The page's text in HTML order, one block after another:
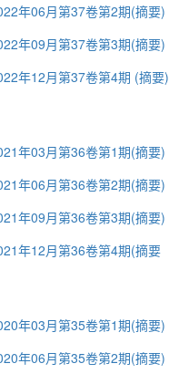
年06月第37卷第2期(摘要)
年09月第37卷第3期(摘要)
年12月第37卷第4期 (摘要)
年03月第36卷第1期(摘要)
年06月第36卷第2期(摘要)
年09月第36卷第3期(摘要)
年12月第36卷第4期(摘要
年03月第35卷第1期(摘要)
年06月第35卷第2期(摘要)